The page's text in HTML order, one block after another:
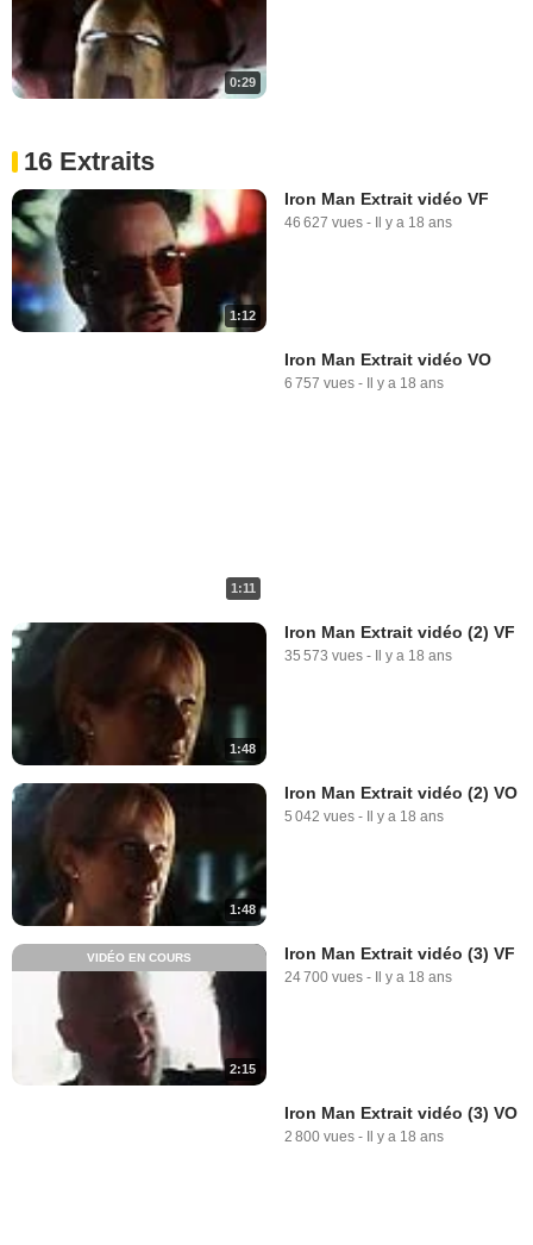
0:29
16 Extraits
1:12
Iron Man Extrait vidéo VF
46 627 vues - Il y a 18 ans
1:11
Iron Man Extrait vidéo VO
6 757 vues - Il y a 18 ans
1:48
Iron Man Extrait vidéo (2) VF
35 573 vues - Il y a 18 ans
1:48
Iron Man Extrait vidéo (2) VO
5 042 vues - Il y a 18 ans
2:15
VIDÉO EN COURS Iron Man Extrait vidéo (3) VF
24 700 vues - Il y a 18 ans
Iron Man Extrait vidéo (3) VO
2 800 vues - Il y a 18 ans